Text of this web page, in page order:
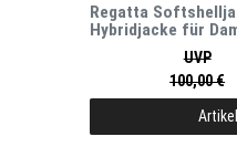
Regatta
Hybridjacke für
UVP
100,00 €